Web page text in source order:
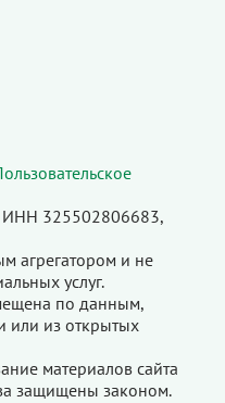
ИНН 325502806683,
агрегатором и не
услуг.
по данным,
или из открытых
материалов сайта
защищены законом.